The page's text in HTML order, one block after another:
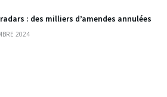
: des milliers d’amendes annulées
2024